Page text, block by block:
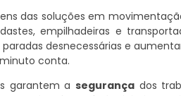
das soluções em
empilhadeiras e
desnecessárias e
conta.
garantem a segurançados